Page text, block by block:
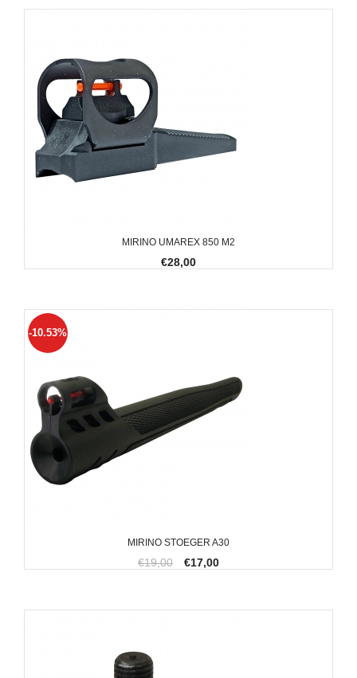
MIRINO UMAREX 850 M2
€28,00
MIRINO STOEGER A30
-10.53%
€19,00 €17,00